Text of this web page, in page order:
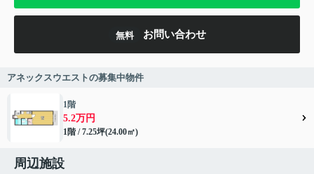
無料 お問い合わせ
アネックスウエストの募集中物件
1階
5.2万円
1階 / 7.25坪(24.00㎡)
周辺施設